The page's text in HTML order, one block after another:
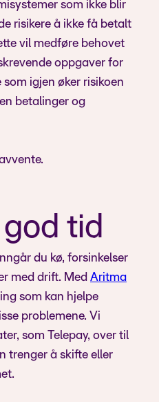
som ikke blir
risikere å ikke få betalt
vil medføre behovet
oppgaver for
igjen øker risikoen
betalinger og
tid
du kø, forsinkelser
med drift. Med Aritma
som kan hjelpe
problemene. Vi
som Telepay, over til
trenger å skifte eller